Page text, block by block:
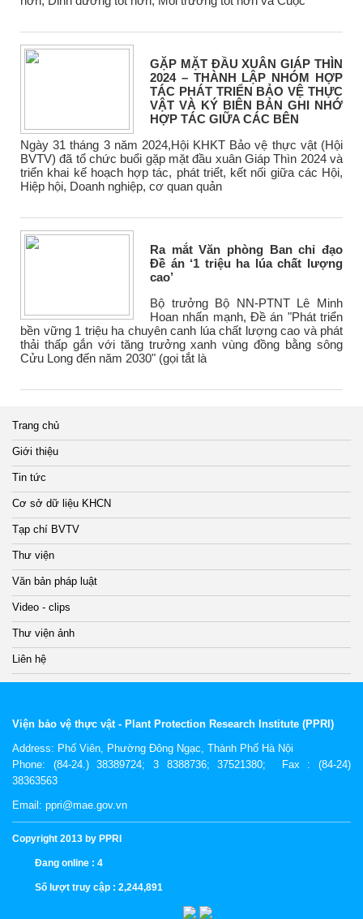
GẶP MẶT ĐẦU XUÂN GIÁP THÌN
2024 – THÀNH LẬP NHÓM HỢP
TÁC PHÁT TRIỂN BẢO VỆ THỰC
VẬT VÀ KÝ BIÊN BẢN GHI NHỚ
HỢP TÁC GIỮA CÁC BÊN
Ngày 31 tháng 3 năm 2024,Hội KHKT Bảo vệ thực vật (Hội
BVTV) đã tổ chức buổi gặp mặt đầu xuân Giáp Thìn 2024 và
triển khai kế hoạch hợp tác, phát triểt, kết nối giữa các Hội,
Hiệp hội, Doanh nghiệp, cơ quan quản
Ra mắt Văn phòng Ban chỉ đạo
Đề án ‘1 triệu ha lúa chất lượng
cao’
Bộ trưởng Bộ NN-PTNT Lê Minh
Hoan nhấn mạnh, Đề án "Phát triển
bền vững 1 triệu ha chuyên canh lúa chất lượng cao và phát
thải thấp gắn với tăng trưởng xanh vùng đồng bằng sông
Cửu Long đến năm 2030" (gọi tắt là
Trang chủ
Giới thiệu
Tin tức
Cơ sở dữ liệu KHCN
Tạp chí BVTV
Thư viện
Văn bản pháp luật
Video - clips
Thư viện ảnh
Liên hệ
Viện bảo vệ thực vật - Plant Protection Research Institute (PPRI)
Address: Phố Viên, Phường Đông Ngạc, Thành Phố Hà Nội
Phone: (84-24.) 38389724; 3 8388736; 37521380; Fax : (84-24)
38363563
Email: ppri@mae.gov.vn
Copyright 2013 by PPRI
Đang online : 4
Số lượt truy cập : 2,244,891